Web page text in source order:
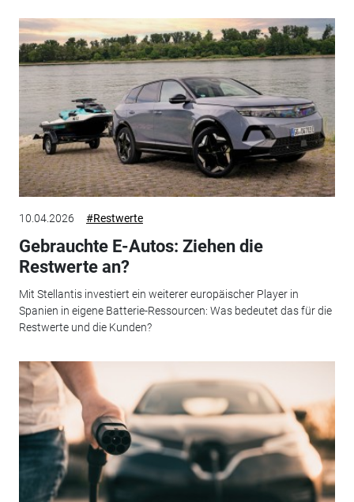
10.04.2026 #Restwerte
Gebrauchte E-Autos: Ziehen die
Restwerte an?
Mit Stellantis investiert ein weiterer europäischer Player in
Spanien in eigene Batterie-Ressourcen: Was bedeutet das für die
Restwerte und die Kunden?